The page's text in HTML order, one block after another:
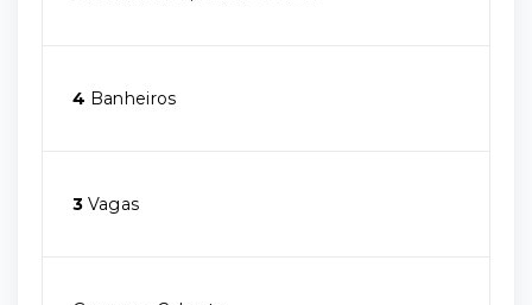
4 Banheiros
3 Vagas